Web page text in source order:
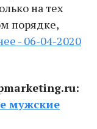
на тех
порядке,
- 06-04-2020
мужские